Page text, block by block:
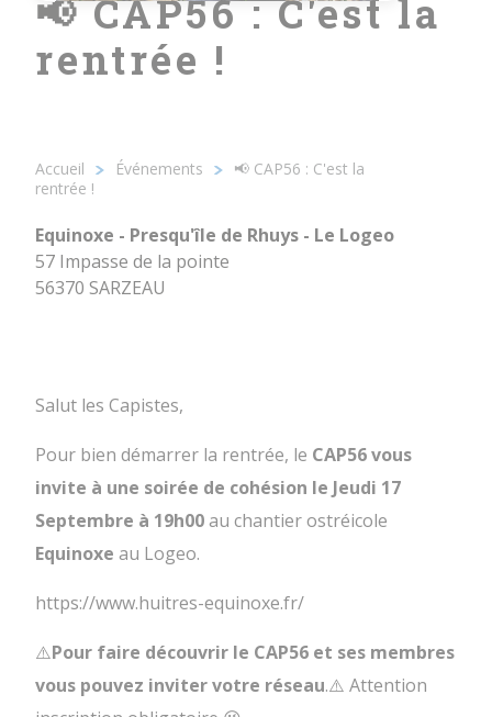
📢 CAP56 : C'est la
rentrée !
Logeo
Fil
Accueil Événements
📢 CAP56 : C'est la
rentrée !
Equinoxe - Presqu'île de Rhuys - Le Logeo
57 Impasse de la pointe
56370 SARZEAU
Salut les Capistes,
Pour bien démarrer la rentrée, le CAP56 vous
invite à une soirée de cohésion le Jeudi 17
Septembre à 19h00au chantier ostréicole
Equinoxe au Logeo.
https://www.huitres-equinoxe.fr/
⚠️Pour faire découvrir le CAP56 et ses membres
vous pouvez inviter votre réseau.⚠️ Attention